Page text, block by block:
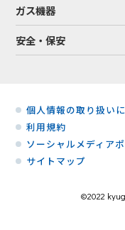
ガス機器
安全・保安
個人情報の取り扱い
利用規約
ソーシャルメディア
サイトマップ
©2022